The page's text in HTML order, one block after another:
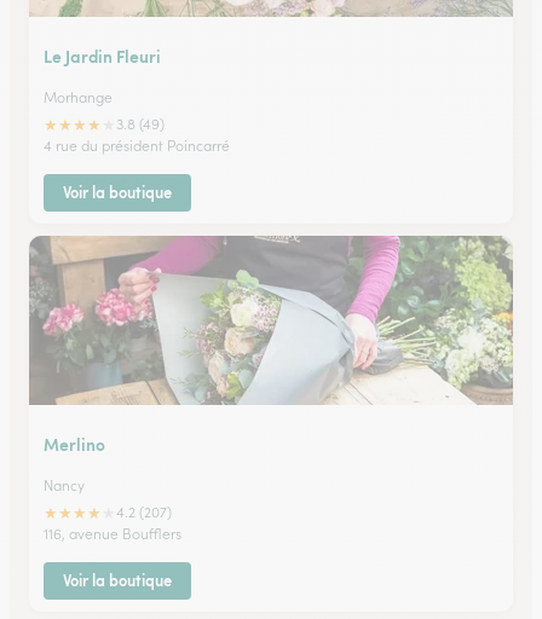
Le Jardin Fleuri
Morhange
★★★★
3.8 (49)
4 rue du président Poincarré
Voir la boutique
Merlino
Nancy
★★★★
4.2 (207)
116, avenue Boufflers
Voir la boutique